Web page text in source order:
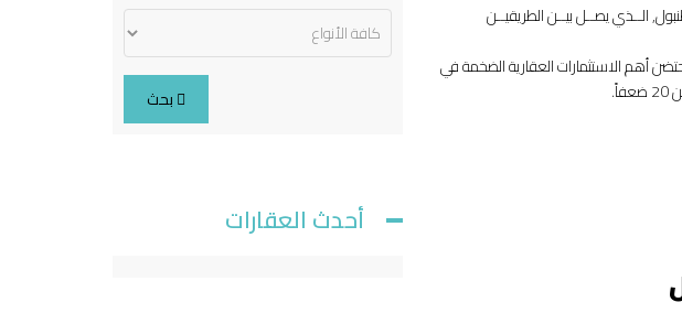
الــذي يصــل بيــن الطريقيــن
أهم الاستثمارات العقارية الضخمة في
أحدث العقارات